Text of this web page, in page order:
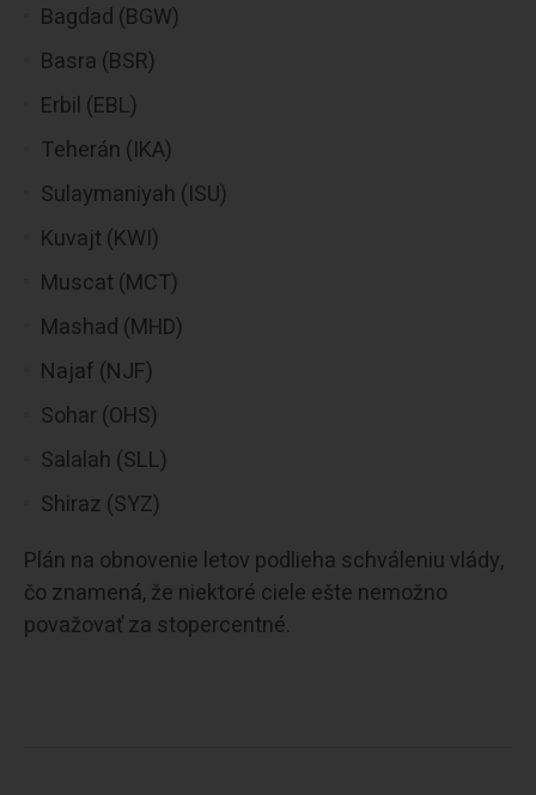
Bagdad (BGW)
Basra (BSR)
Erbil (EBL)
Teherán (IKA)
Sulaymaniyah (ISU)
Kuvajt (KWI)
Muscat (MCT)
Mashad (MHD)
Najaf (NJF)
Sohar (OHS)
Salalah (SLL)
Shiraz (SYZ)
Plán na obnovenie letov podlieha schváleniu vlády,
čo znamená, že niektoré ciele ešte nemožno
považovať za stopercentné.